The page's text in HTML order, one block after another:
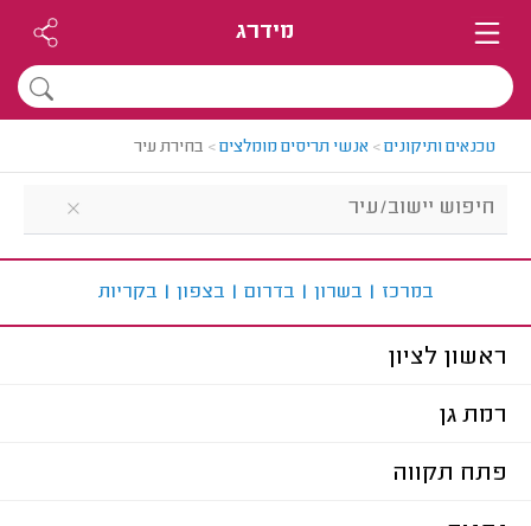
מידרג
טכנאים ותיקונים> אנשי תריסים מומלצים> בחירת עיר
במרכז | בשרון | בדרום | בצפון | בקריות
ראשון לציון
רמת גן
פתח תקווה